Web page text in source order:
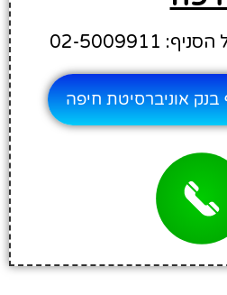
5009911
אוניברסיטת חיפה